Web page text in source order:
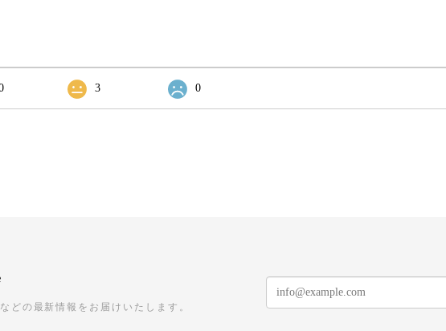
3 0
どの最新情報をお届けいたします。